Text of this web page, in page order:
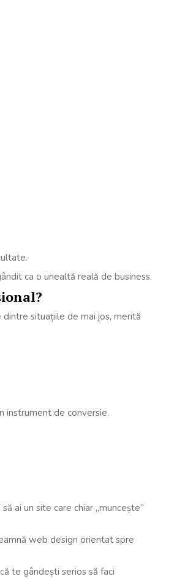
ca o unealtă reală de business.
situațiile de mai jos, merită
instrument de conversie.
ai un site care chiar „muncește”
web design orientat spre
te gândești serios să faci